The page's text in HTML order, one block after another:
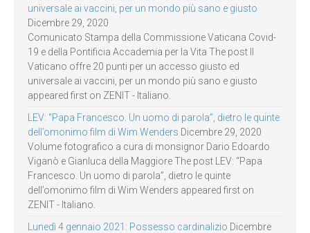
universale ai vaccini, per un mondo più sano e giusto
Dicembre 29, 2020
Comunicato Stampa della Commissione Vaticana Covid-
19 e della Pontificia Accademia per la Vita The post Il
Vaticano offre 20 punti per un accesso giusto ed
universale ai vaccini, per un mondo più sano e giusto
appeared first on ZENIT - Italiano.
LEV: “Papa Francesco. Un uomo di parola”, dietro le quinte
dell’omonimo film di Wim Wenders Dicembre 29, 2020
Volume fotografico a cura di monsignor Dario Edoardo
Viganò e Gianluca della Maggiore The post LEV: “Papa
Francesco. Un uomo di parola”, dietro le quinte
dell’omonimo film di Wim Wenders appeared first on
ZENIT - Italiano.
Lunedì 4 gennaio 2021: Possesso cardinalizio Dicembre